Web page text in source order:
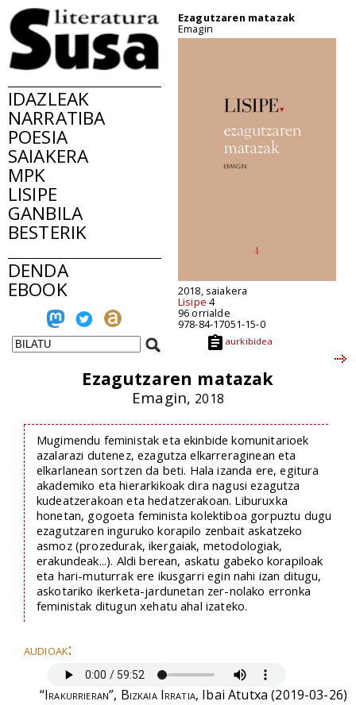
IDAZLEAK
NARRATIBA
POESIA
SAIAKERA
MPK
LISIPE
GANBILA
BESTERIK
DENDA
EBOOK
Ezagutzaren matazak
Emagin
2018, saiakera
Lisipe 4
96 orrialde
978-84-17051-15-0
aurkibidea
Ezagutzaren matazak
Emagin, 2018
Mugimendu feministak eta ekinbide komunitarioek
azalarazi dutenez, ezagutza elkarreraginean eta
elkarlanean sortzen da beti. Hala izanda ere, egitura
akademiko eta hierarkikoak dira nagusi ezagutza
kudeatzerakoan eta hedatzerakoan. Liburuxka
honetan, gogoeta feminista kolektiboa gorpuztu dugu
ezagutzaren inguruko korapilo zenbait askatzeko
asmoz (prozedurak, ikergaiak, metodologiak,
erakundeak...). Aldi berean, askatu gabeko korapiloak
eta hari-muturrak ere ikusgarri egin nahi izan ditugu,
askotariko ikerketa-jardunetan zer-nolako erronka
feministak ditugun xehatu ahal izateko.
audioak:
“Irakurrieran”, Bizkaia Irratia, Ibai Atutxa (2019-03-26)